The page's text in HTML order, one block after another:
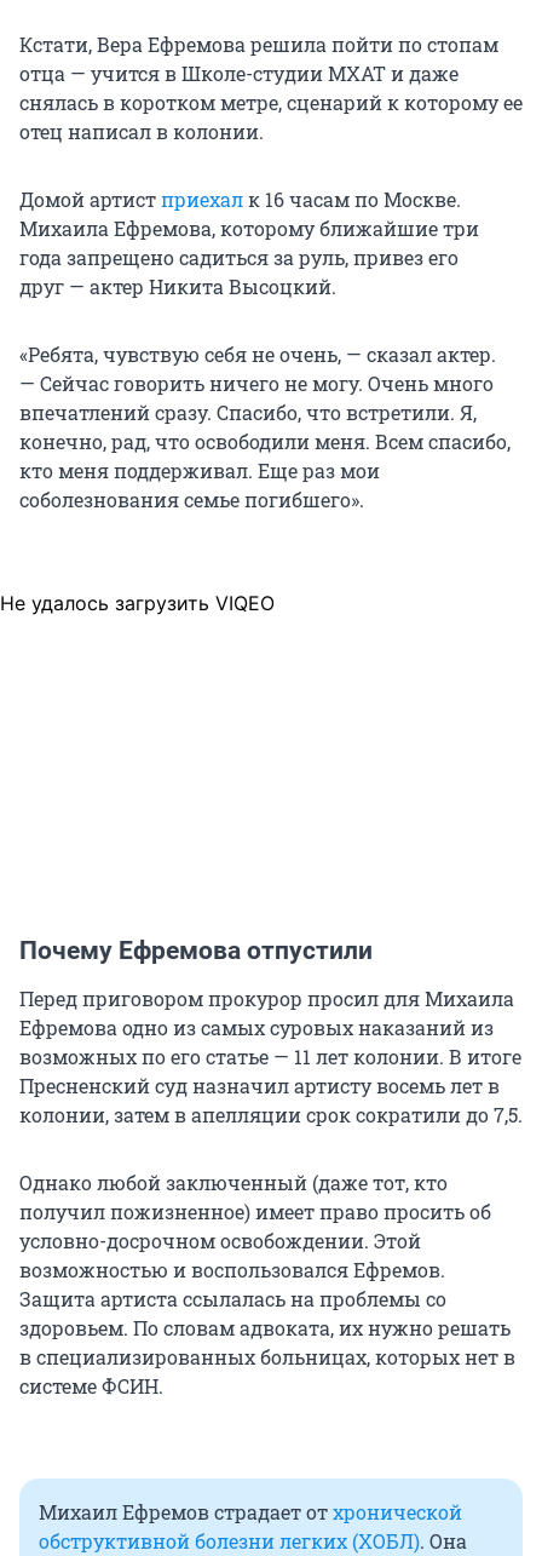
Кстати, Вера Ефремова решила пойти по стопам
отца — учится в Школе-студии МХАТ и даже
снялась в коротком метре, сценарий к которому ее
отец написал в колонии.
Домой артистприехалк 16 часам по Москве.
Михаила Ефремова, которому ближайшие три
года запрещено садиться за руль, привез его
друг — актер Никита Высоцкий.
«Ребята, чувствую себя не очень, — сказал актер.
— Сейчас говорить ничего не могу. Очень много
впечатлений сразу. Спасибо, что встретили. Я,
конечно, рад, что освободили меня. Всем спасибо,
кто меня поддерживал. Еще раз мои
соболезнования семье погибшего».
Не удалось загрузить VIQEO
Почему Ефремова отпустили
Перед приговором прокурор просил для Михаила
Ефремова одно из самых суровых наказаний из
возможных по его статье — 11 лет колонии. В итоге
Пресненский суд назначил артисту восемь лет в
колонии, затем в апелляции срок сократили до 7,5.
Однако любой заключенный (даже тот, кто
получил пожизненное) имеет право просить об
условно-досрочном освобождении. Этой
возможностью и воспользовался Ефремов.
Защита артиста ссылалась на проблемы со
здоровьем. По словам адвоката, их нужно решать
в специализированных больницах, которых нет в
системе ФСИН.
Михаил Ефремов страдает отхронической
обструктивной болезни легких (ХОБЛ). Она